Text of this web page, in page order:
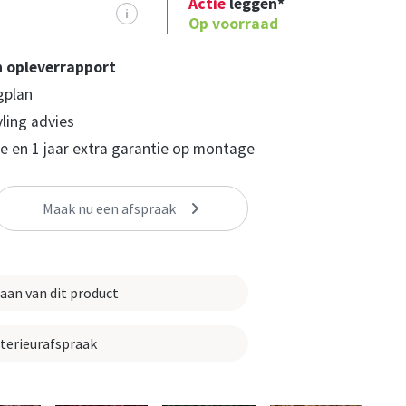
i
Op voorraad
opleverrapport
advies
en 1 jaar extra garantie op montage
Maak nu een afspraak
van dit product